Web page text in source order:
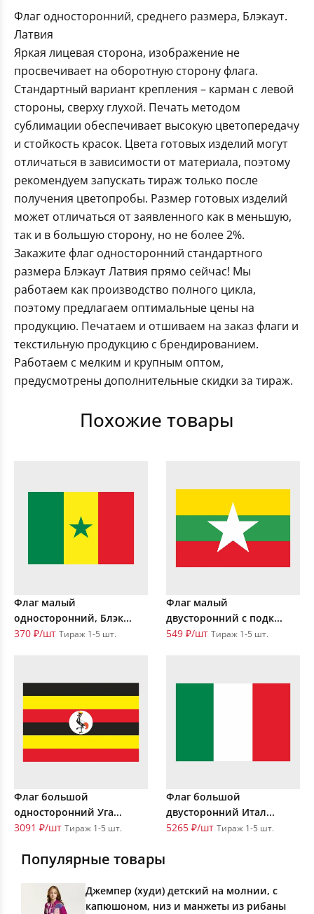
Флаг односторонний, среднего размера, Блэкаут.
Латвия
Яркая лицевая сторона, изображение не
просвечивает на оборотную сторону флага.
Стандартный вариант крепления – карман с левой
стороны, сверху глухой. Печать методом
сублимации обеспечивает высокую цветопередачу
и стойкость красок. Цвета готовых изделий могут
отличаться в зависимости от материала, поэтому
рекомендуем запускать тираж только после
получения цветопробы. Размер готовых изделий
может отличаться от заявленного как в меньшую,
так и в большую сторону, но не более 2%.
Закажите флаг односторонний стандартного
размера Блэкаут Латвия прямо сейчас! Мы
работаем как производство полного цикла,
поэтому предлагаем оптимальные цены на
продукцию. Печатаем и отшиваем на заказ флаги и
текстильную продукцию с брендированием.
Работаем с мелким и крупным оптом,
предусмотрены дополнительные скидки за тираж.
Похожие товары
Флаг малый
односторонний, Блэк...
370 ₽/шт Тираж 1-5 шт.
Флаг малый
двусторонний с подк...
549 ₽/шт Тираж 1-5 шт.
Флаг большой
односторонний Уга...
3091 ₽/шт Тираж 1-5 шт.
Флаг большой
двусторонний Итал...
5265 ₽/шт Тираж 1-5 шт.
Популярные товары
Джемпер (худи) детский на молнии, с
капюшоном, низ и манжеты из рибаны